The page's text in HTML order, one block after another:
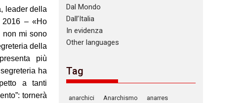
leader della
2016 – «Ho
non mi sono
della
più
ha
a tanti
tornerà
Dal Mondo
Dall’Italia
In evidenza
Other languages
Tag
anarchici Anarchismo anarres